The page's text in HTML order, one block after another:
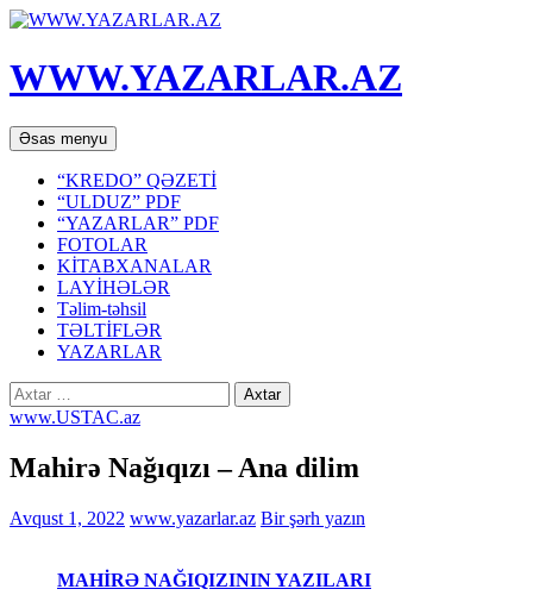
WWW.YAZARLAR.AZ
Axtar
Əsas menyu Mühtəviyyata
keç
“KREDO” QƏZETİ
“ULDUZ” PDF
“YAZARLAR” PDF
FOTOLAR
KİTABXANALAR
LAYİHƏLƏR
Təlim-təhsil
TƏLTİFLƏR
YAZARLAR
Axtarış:
www.USTAC.az
Mahirə Nağıqızı – Ana dilim
Avqust 1, 2022 www.yazarlar.az Bir şərh yazın
MAHİRƏ NAĞIQIZININ YAZILARI